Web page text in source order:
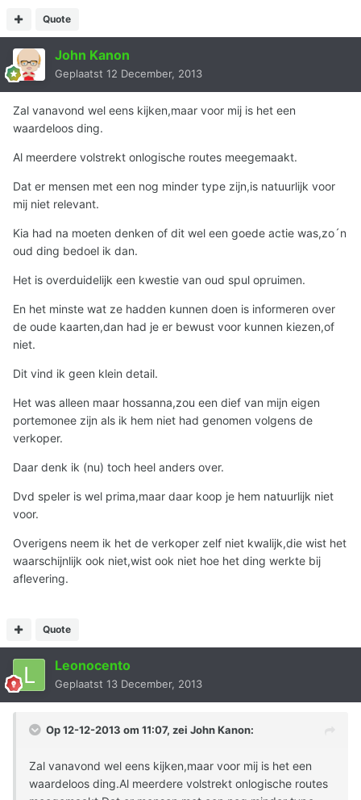
Quote
John Kanon
Geplaatst 12 December, 2013
Zal vanavond wel eens kijken,maar voor mij is het een
waardeloos ding.
Al meerdere volstrekt onlogische routes meegemaakt.
Dat er mensen met een nog minder type zijn,is natuurlijk voor
mij niet relevant.
Kia had na moeten denken of dit wel een goede actie was,zo´n
oud ding bedoel ik dan.
Het is overduidelijk een kwestie van oud spul opruimen.
En het minste wat ze hadden kunnen doen is informeren over
de oude kaarten,dan had je er bewust voor kunnen kiezen,of
niet.
Dit vind ik geen klein detail.
Het was alleen maar hossanna,zou een dief van mijn eigen
portemonee zijn als ik hem niet had genomen volgens de
verkoper.
Daar denk ik (nu) toch heel anders over.
Dvd speler is wel prima,maar daar koop je hem natuurlijk niet
voor.
Overigens neem ik het de verkoper zelf niet kwalijk,die wist het
waarschijnlijk ook niet,wist ook niet hoe het ding werkte bij
aflevering.
Quote
Leonocento
Geplaatst 13 December, 2013
Op 12-12-2013 om 11:07, zei John Kanon:
Zal vanavond wel eens kijken,maar voor mij is het een
waardeloos ding.Al meerdere volstrekt onlogische routes